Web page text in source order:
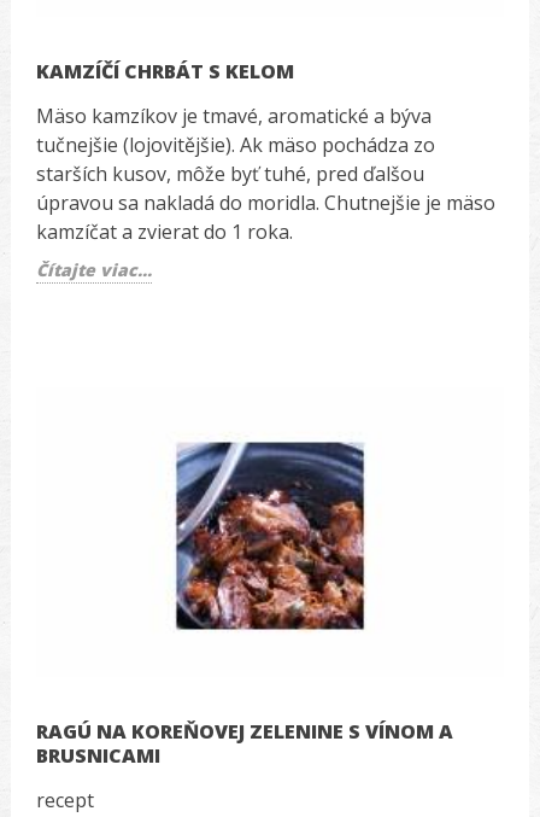
KAMZÍČÍ CHRBÁT S KELOM
Mäso kamzíkov je tmavé, aromatické a býva
tučnejšie (lojovitějšie). Ak mäso pochádza zo
starších kusov, môže byť tuhé, pred ďalšou
úpravou sa nakladá do moridla. Chutnejšie je mäso
kamzíčat a zvierat do 1 roka.
Čítajte viac...
RAGÚ NA KOREŇOVEJ ZELENINE S VÍNOM A
BRUSNICAMI
recept